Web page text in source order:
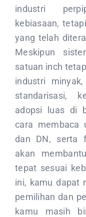
industri
kebiasaan,
yang telah
Meskipun
satuan inch
industri
standarisasi,
adopsi luas di
cara membaca
dan DN, serta
akan
tepat sesuai
ini, kamu dapat
pemilihan dan
kamu masih